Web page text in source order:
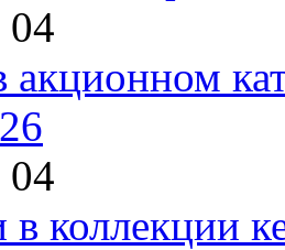
04
акционном
04
коллекции